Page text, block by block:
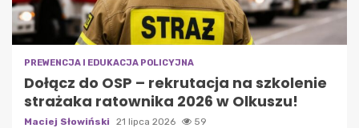
PREWENCJA I EDUKACJA POLICYJNA
Dołącz do OSP – rekrutacja na szkolenie
strażaka ratownika 2026 w Olkuszu!
Maciej Słowiński 21 lipca 2026 59